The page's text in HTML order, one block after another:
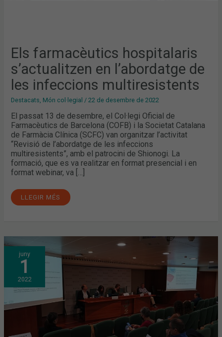
Els farmacèutics hospitalaris
s’actualitzen en l’abordatge de
les infeccions multiresistents
Destacats, Món col·legial /22 de desembre de 2022
El passat 13 de desembre, el Col·legi Oficial de
Farmacèutics de Barcelona (COFB) i la Societat Catalana
de Farmàcia Clínica (SCFC) van organitzar l’activitat
“Revisió de l’abordatge de les infeccions
multiresistents”, amb el patrocini de Shionogi. La
formació, que es va realitzar en format presencial i en
format webinar, va […]
LLEGIR MÉS
juny
1
2022
NOVETATS
EN
L’ÀMBIT
LA
MICROBIOTA
I
EN
EL
MANEIG
PROBIÒTICS
PREBIÒTICS